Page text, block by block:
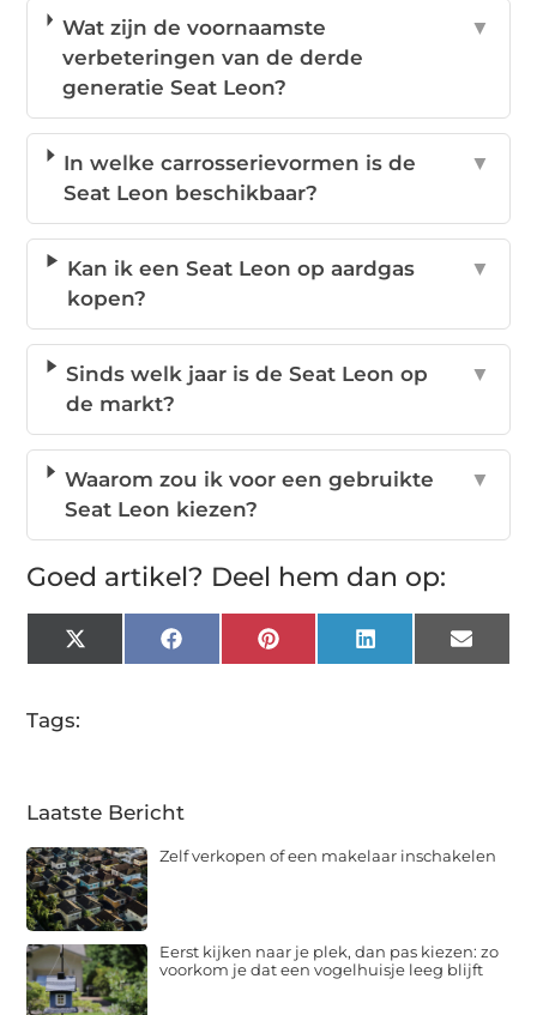
Wat zijn de voornaamste
verbeteringen van de derde
generatie Seat Leon?
▼
In welke carrosserievormen is de
Seat Leon beschikbaar?
▼
Kan ik een Seat Leon op aardgas
kopen?
▼
Sinds welk jaar is de Seat Leon op
de markt?
▼
Waarom zou ik voor een gebruikte
Seat Leon kiezen?
▼
Goed artikel? Deel hem dan op:
X
(Twitter)
FacebookPinterestLinkedInEmail
Tags:
Laatste Bericht
Zelf verkopen of een makelaar inschakelen
Eerst kijken naar je plek, dan pas kiezen: zo
voorkom je dat een vogelhuisje leeg blijft